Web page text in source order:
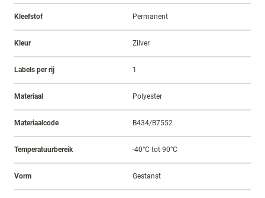
Kleefstof Permanent
Kleur Zilver
Labels per rij 1
Materiaal Polyester
Materiaalcode B434/B7552
Temperatuurbereik -40°C tot 90°C
Vorm Gestanst